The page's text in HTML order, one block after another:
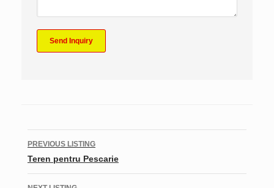
navigation
PREVIOUS LISTING
Teren pentru Pescarie